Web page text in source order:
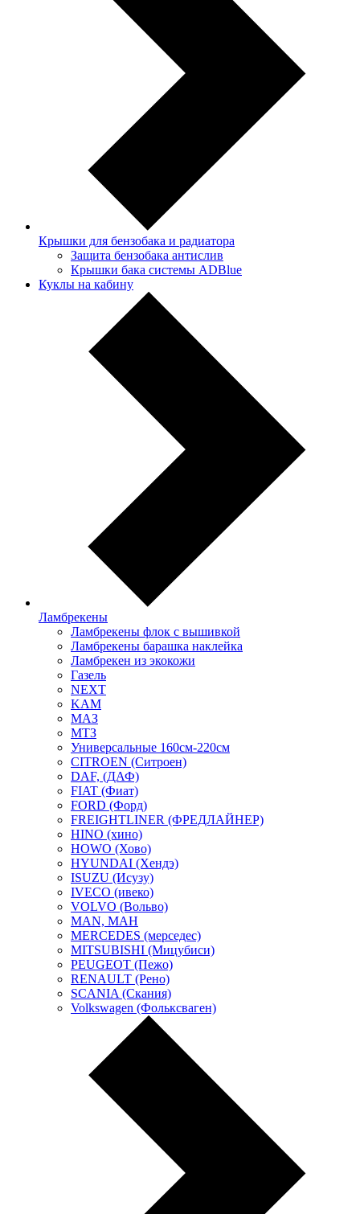
Крышки для бензобака и радиатора
Защита бензобака антислив
Крышки бака системы ADBlue
Куклы на кабину
Ламбрекены
Ламбрекены флок с вышивкой
Ламбрекены барашка наклейка
Ламбрекен из экокожи
Газель
NEXT
KAM
МАЗ
МТЗ
Универсальные 160см-220см
CITROEN (Ситроен)
DAF, (ДАФ)
FIAT (Фиат)
FORD (Форд)
FREIGHTLINER (ФРЕДЛАЙНЕР)
HINO (хино)
HOWO (Хово)
HYUNDAI (Хендэ)
ISUZU (Исузу)
IVECO (ивеко)
VOLVO (Вольво)
MAN, МАН
MERCEDES (мерседес)
MITSUBISHI (Мицубиси)
PEUGEOT (Пежо)
RENAULT (Рено)
SCANIA (Скания)
Volkswagen (Фольксваген)